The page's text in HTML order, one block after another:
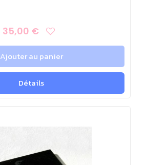
35,00 €
Ajouter au panier
Détails